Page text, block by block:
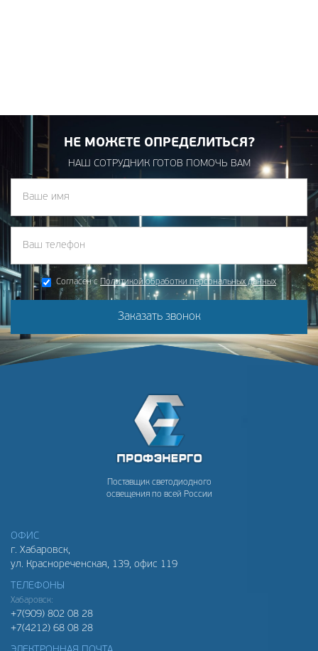
НЕ МОЖЕТЕ ОПРЕДЕЛИТЬСЯ?
НАШ СОТРУДНИК ГОТОВ ПОМОЧЬ ВАМ
Согласен с Политикой обработки персональных данных
Заказать звонок
Поставщик светодиодного
освещения по всей России
ОФИС
г. Хабаровск,
ул. Краснореченская, 139, офис 119
ТЕЛЕФОНЫ
Хабаровск:
+7(909) 802 08 28
+7(4212) 68 08 28